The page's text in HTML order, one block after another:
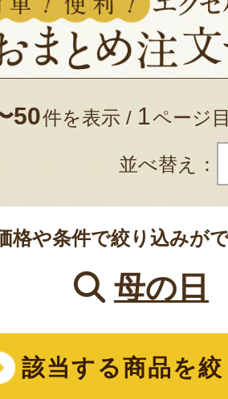
50件を表示 / 1ページ
並べ替え：
格や条件で絞り込みが
母の日
該当する商品を